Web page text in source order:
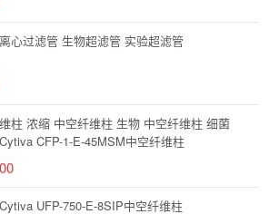
心过滤管 生物超滤管 实验超滤管
柱 浓缩 中空纤维柱 生物 中空纤维柱 细菌
CFP-1-E-45MSM中空纤维柱
UFP-750-E-8SIP中空纤维柱